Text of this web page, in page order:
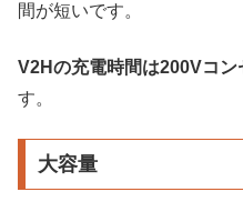
間が短いです。
V2Hの充電時間は200Vコン
す。
大容量